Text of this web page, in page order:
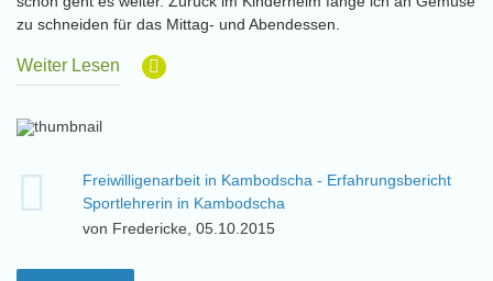
zu schneiden für das Mittag- und Abendessen.
Weiter Lesen
Freiwilligenarbeit in Kambodscha - Erfahrungsbericht
Sportlehrerin in Kambodscha
von Fredericke, 05.10.2015